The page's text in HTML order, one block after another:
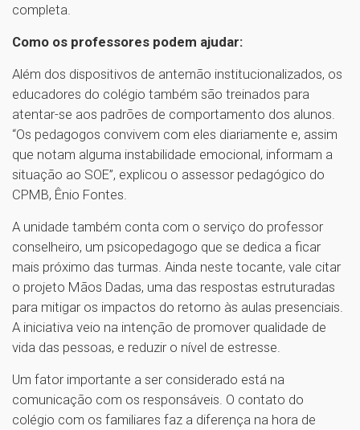
completa.
Como os professores podem ajudar:
Além dos dispositivos de antemão institucionalizados, os
educadores do colégio também são treinados para
atentar-se aos padrões de comportamento dos alunos.
“Os pedagogos convivem com eles diariamente e, assim
que notam alguma instabilidade emocional, informam a
situação ao SOE”, explicou o assessor pedagógico do
CPMB, Ênio Fontes.
A unidade também conta com o serviço do professor
conselheiro, um psicopedagogo que se dedica a ficar
mais próximo das turmas. Ainda neste tocante, vale citar
o projeto Mãos Dadas, uma das respostas estruturadas
para mitigar os impactos do retorno às aulas presenciais.
A iniciativa veio na intenção de promover qualidade de
vida das pessoas, e reduzir o nível de estresse.
Um fator importante a ser considerado está na
comunicação com os responsáveis. O contato do
colégio com os familiares faz a diferença na hora de